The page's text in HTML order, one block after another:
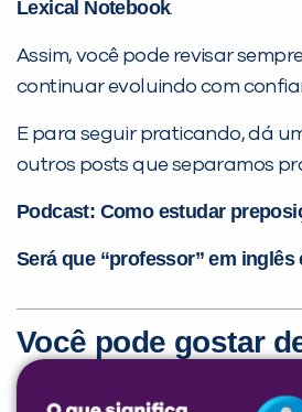
Lexical Notebook.
Assim, você pode revisar
continuar evoluindo com
E para seguir praticando, dá
outros posts que separamos
Podcast: Como estudar
Será que “professor” em inglês
Você pode gostar